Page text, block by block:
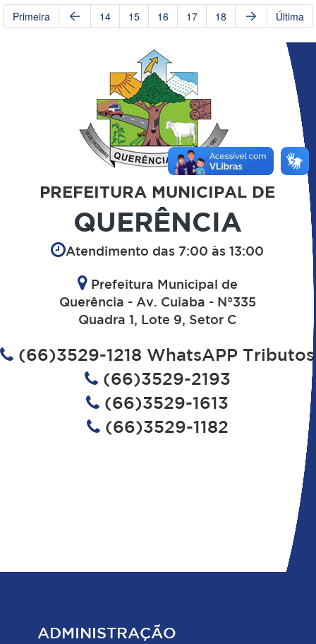
Primeira 14 15 16 17 18 Última
PREFEITURA MUNICIPAL DE
QUERÊNCIA
Atendimento das 7:00 às 13:00
Prefeitura Municipal de
Querência - Av. Cuiaba - N°335
Quadra 1, Lote 9, Setor C
(66)3529-1218 WhatsAPP Tributos
(66)3529-2193
(66)3529-1613
(66)3529-1182
ADMINISTRAÇÃO